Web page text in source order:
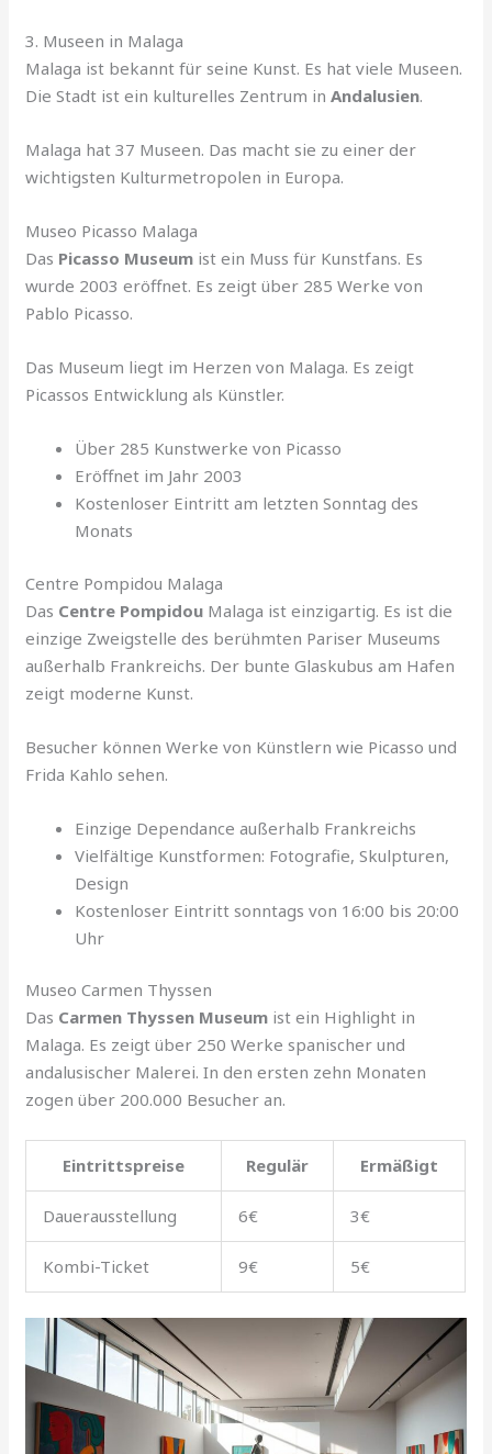
3. Museen in Malaga
Malaga ist bekannt für seine Kunst. Es hat viele Museen.
Die Stadt ist ein kulturelles Zentrum inAndalusien.
Malaga hat 37 Museen. Das macht sie zu einer der
wichtigsten Kulturmetropolen in Europa.
Museo Picasso Malaga
Das Picasso Museum ist ein Muss für Kunstfans. Es
wurde 2003 eröffnet. Es zeigt über 285 Werke von
Pablo Picasso.
Das Museum liegt im Herzen von Malaga. Es zeigt
Picassos Entwicklung als Künstler.
Über 285 Kunstwerke von Picasso
Eröffnet im Jahr 2003
Kostenloser Eintritt am letzten Sonntag des
Monats
Centre Pompidou Malaga
Das Centre Pompidou Malaga ist einzigartig. Es ist die
einzige Zweigstelle des berühmten Pariser Museums
außerhalb Frankreichs. Der bunte Glaskubus am Hafen
zeigt moderne Kunst.
Besucher können Werke von Künstlern wie Picasso und
Frida Kahlo sehen.
Einzige Dependance außerhalb Frankreichs
Vielfältige Kunstformen: Fotografie, Skulpturen,
Design
Kostenloser Eintritt sonntags von 16:00 bis 20:00
Uhr
Museo Carmen Thyssen
Das Carmen Thyssen Museum ist ein Highlight in
Malaga. Es zeigt über 250 Werke spanischer und
andalusischer Malerei. In den ersten zehn Monaten
zogen über 200.000 Besucher an.
Eintrittspreise Regulär Ermäßigt
Dauerausstellung 6€ 3€
Kombi-Ticket 9€ 5€